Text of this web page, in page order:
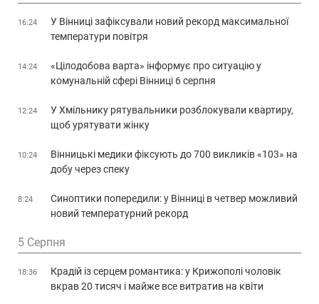
16:24
У Вінниці зафіксували новий рекорд максимальної
температури повітря
14:24
«Цілодобова варта» інформує про ситуацію у
комунальній сфері Вінниці 6 серпня
12:24
У Хмільнику рятувальники розблокували квартиру,
щоб урятувати жінку
10:24
Вінницькі медики фіксують до 700 викликів «103» на
добу через спеку
8:24
Синоптики попередили: у Вінниці в четвер можливий
новий температурний рекорд
5 Серпня
18:36
Крадій із серцем романтика: у Крижополі чоловік
вкрав 20 тисяч і майже все витратив на квіти